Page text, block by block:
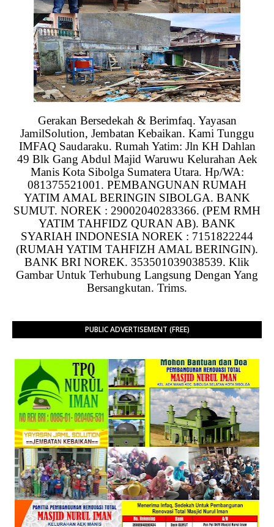
Gerakan Bersedekah & Berimfaq. Yayasan
JamilSolution, Jembatan Kebaikan. Kami Tunggu
IMFAQ Saudaraku. Rumah Yatim: Jln KH Dahlan
49 Blk Gang Abdul Majid Waruwu Kelurahan Aek
Manis Kota Sibolga Sumatera Utara. Hp/WA:
081375521001. PEMBANGUNAN RUMAH
YATIM AMAL BERINGIN SIBOLGA. BANK
SUMUT. NOREK : 29002040283366. (PEM RMH
YATIM TAHFIDZ QURAN AB). BANK
SYARIAH INDONESIA NOREK : 7151822244
(RUMAH YATIM TAHFIZH AMAL BERINGIN).
BANK BRI NOREK. 353501039038539. Klik
Gambar Untuk Terhubung Langsung Dengan Yang
Bersangkutan. Trims.
PUBLIC ADVERTISEMENT (FREE)